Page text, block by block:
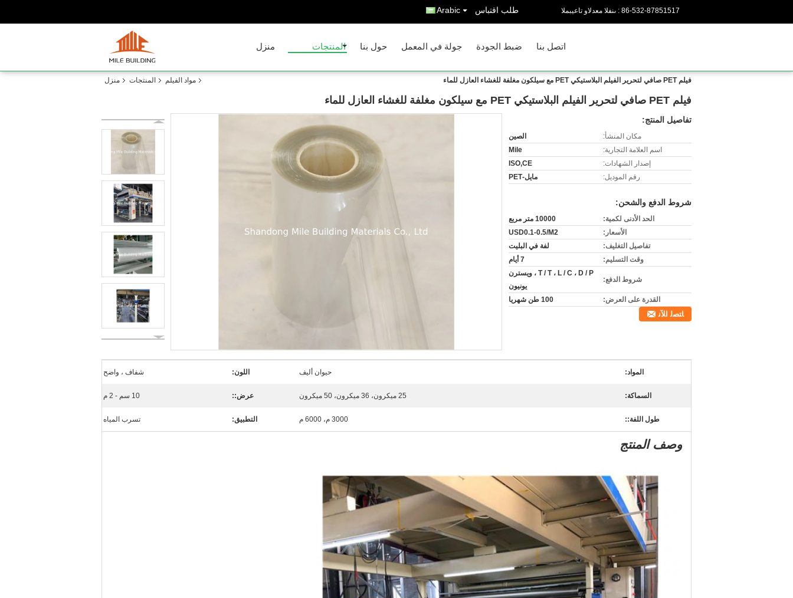
المبيعات والدعم الفنى : 86-532-87851517 طلب اقتباس Arabic
منزل المنتجات حول بنا جولة في المعمل ضبط الجودة اتصل بنا
منزل المنتجات مواد الفيلم فيلم PET صافي لتحرير الفيلم البلاستيكي PET مع سيلكون مغلفة للغشاء العازل للماء
فيلم PET صافي لتحرير الفيلم البلاستيكي PET مع سيلكون مغلفة للغشاء العازل للماء
تفاصيل المنتج:
مكان المنشأ:
الصين
اسم العلامة التجارية:
Mile
إصدار الشهادات:
ISO,CE
رقم الموديل:
مايل-PET
شروط الدفع والشحن:
الحد الأدنى لكمية:
10000 متر مربع
الأسعار:
USD0.1-0.5/M2
تفاصيل التغليف:
لفة في البليت
وقت التسليم:
7 أيام
شروط الدفع:
T / T ، L / C ، D / P ، ويسترن
يونيون
القدرة على العرض:
100 طن شهريا
ﺎﺘﺼﻟ ﺍﻶﻧ
المواد: حيوان أليف اللون: شفاف ، واضح
السماكة: 25 ميكرون، 36 ميكرون، 50 ميكرون عرض:: 10 سم - 2 م
طول اللفة:: 3000 م، 6000 م التطبيق: تسرب المياه
وصف المنتج